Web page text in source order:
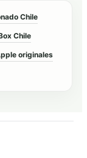
Chile
Chile
originales